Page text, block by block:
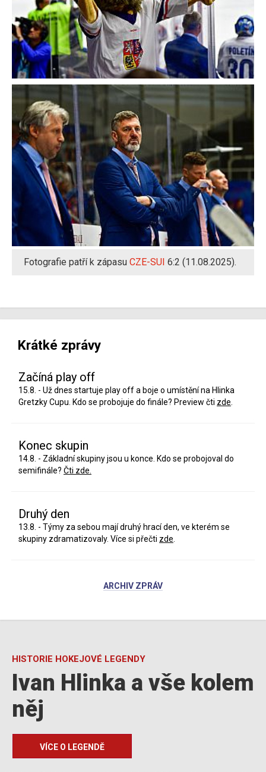
Fotografie patří k zápasu CZE-SUI 6:2 (11.08.2025).
Krátké zprávy
Začíná play off
15.8. - Už dnes startuje play off a boje o umístění na Hlinka
Gretzky Cupu. Kdo se probojuje do finále? Preview čti zde
Konec skupin
14.8. - Základní skupiny jsou u konce. Kdo se probojoval do
semifinále? Čti zde.
Druhý den
13.8. - Týmy za sebou mají druhý hrací den, ve kterém se
skupiny zdramatizovaly. Více si přečti zde
ARCHIV ZPRÁV
HISTORIE HOKEJOVÉ LEGENDY
Ivan Hlinka a vše kolem
něj
VÍCE O LEGENDĚ